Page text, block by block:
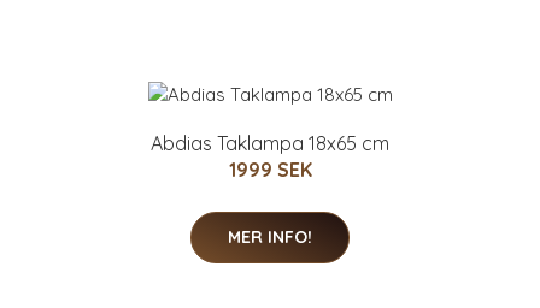
Abdias Taklampa 18x65 cm
1999 SEK
MER INFO!